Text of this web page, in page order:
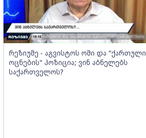
რეზიუმე - აგვისტოს ომი და "ქართული
ოცნების" პოზიცია; ვინ აბნელებს
საქართველოს?